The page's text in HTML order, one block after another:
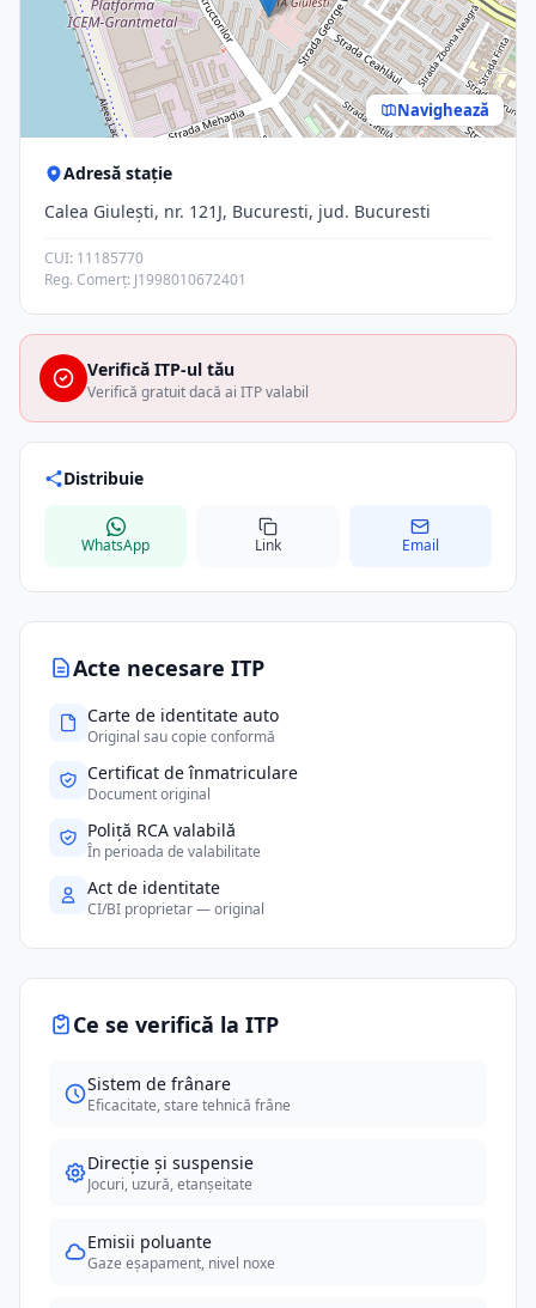
Acte necesare ITP
Carte de identitate auto
Original sau copie conformă
Certificat de înmatriculare
Document original
Poliță RCA valabilă
În perioada de valabilitate
Act de identitate
CI/BI proprietar — original
Ce se verifică la ITP
Sistem de frânare
Eficacitate, stare tehnică frâne
Direcție și suspensie
Jocuri, uzură, etanșeitate
Emisii poluante
Gaze eșapament, nivel noxe
Navighează
Adresă stație
Calea Giuleşti, nr. 121J, Bucuresti, jud. Bucuresti
CUI: 11185770
Reg. Comerț: J1998010672401
Verifică ITP-ul tău
Verifică gratuit dacă ai ITP valabil
Distribuie
WhatsApp Link Email